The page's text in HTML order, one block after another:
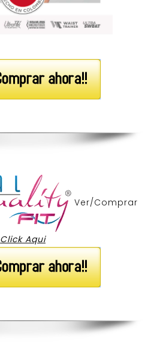
Ver/Comprar
Click Aqui